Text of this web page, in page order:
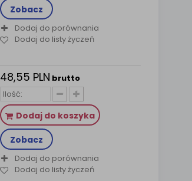
Zobacz
Dodaj do porównania
Dodaj do listy życzeń
48,55 PLN brutto
Dodaj do koszyka
Zobacz
Dodaj do porównania
Dodaj do listy życzeń